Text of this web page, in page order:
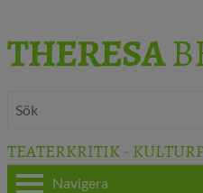
THERESA
TEATERKRITIK -
Navigera